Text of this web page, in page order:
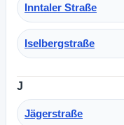
Inntaler Straße
Iselbergstraße
J
Jägerstraße